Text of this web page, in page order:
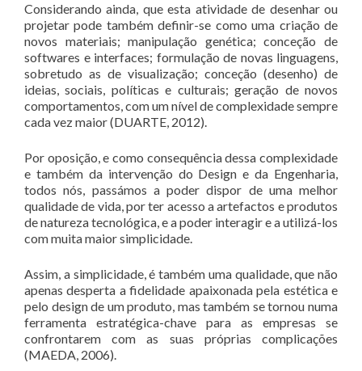
Considerando ainda, que esta atividade de desenhar ou
projetar pode também definir-se como uma criação de
novos materiais; manipulação genética; conceção de
softwares e interfaces; formulação de novas linguagens,
sobretudo as de visualização; conceção (desenho) de
ideias, sociais, políticas e culturais; geração de novos
comportamentos, com um nível de complexidade sempre
cada vez maior (DUARTE, 2012).
Por oposição, e como consequência dessa complexidade
e também da intervenção do Design e da Engenharia,
todos nós, passámos a poder dispor de uma melhor
qualidade de vida, por ter acesso a artefactos e produtos
de natureza tecnológica, e a poder interagir e a utilizá-los
com muita maior simplicidade.
Assim, a simplicidade, é também uma qualidade, que não
apenas desperta a fidelidade apaixonada pela estética e
pelo design de um produto, mas também se tornou numa
ferramenta estratégica-chave para as empresas se
confrontarem com as suas próprias complicações
(MAEDA, 2006).